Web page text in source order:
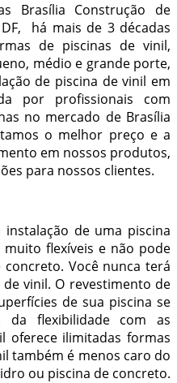
Brasília Construção de
há mais de 3 décadas
de piscinas de vinil,
médio e grande porte,
de piscina de vinil em
por profissionais com
no mercado de Brasília
o melhor preço e a
em nossos produtos,
para nossos clientes.
de uma piscina
flexíveis e não pode
Você nunca terá
vinil. O revestimento de
de sua piscina se
da flexibilidade com as
oferece ilimitadas formas
também é menos caro do
ou piscina de concreto.